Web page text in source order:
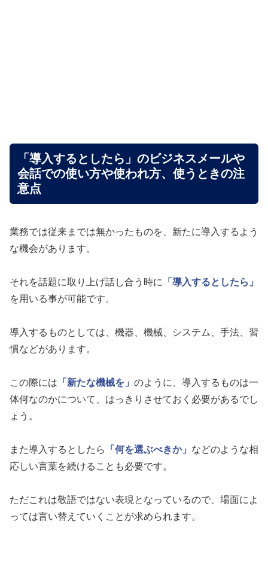
「導入するとしたら」のビジネスメールや
会話での使い方や使われ方、使うときの注
意点
業務では従来までは無かったものを、新たに導入するよう
な機会があります。
それを話題に取り上げ話し合う時に
「導入するとしたら」
を用いる事が可能です。
導入するものとしては、機器、機械、システム、手法、習
慣などがあります。
この際には 「新たな機械を」 のように、導入するものは一
体何なのかについて、はっきりさせておく必要があるでし
ょう。
また導入するとしたら 「何を選ぶべきか」 などのような相
応しい言葉を続けることも必要です。
ただこれは敬語ではない表現となっているので、場面によ
っては言い替えていくことが求められます。